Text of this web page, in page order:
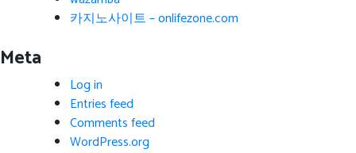
카지노사이트 – onlifezone.com
Meta
Log in
Entries feed
Comments feed
WordPress.org